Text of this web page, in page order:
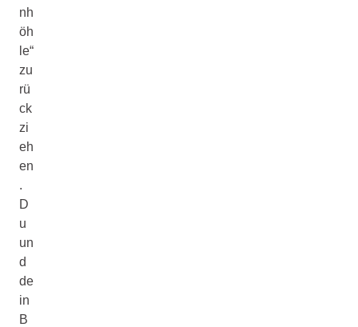
nh
öh
le“
zu
rü
ck
zi
eh
en
.
D
u
un
d
de
in
B